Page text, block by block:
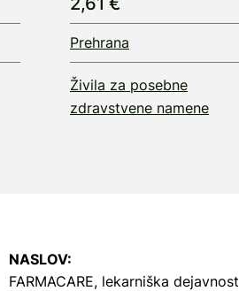
Prehrana
Živila za posebne
zdravstvene namene
NASLOV:
FARMACARE, lekarniška dejavnost